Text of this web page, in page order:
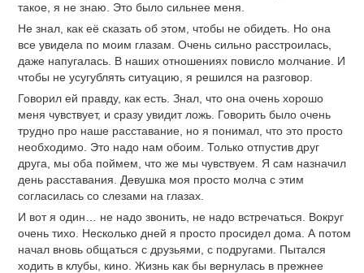
такое, я не знаю. Это было сильнее меня.
Не знал, как её сказать об этом, чтобы не обидеть. Но она
все увидела по моим глазам. Очень сильно расстроилась,
даже напугалась. В наших отношениях повисло молчание. И
чтобы не усугублять ситуацию, я решился на разговор.
Говорил ей правду, как есть. Знал, что она очень хорошо
меня чувствует, и сразу увидит ложь. Говорить было очень
трудно про наше расставание, но я понимал, что это просто
необходимо. Это надо нам обоим. Только отпустив друг
друга, мы оба поймем, что же мы чувствуем. Я сам назначил
день расставания. Девушка моя просто молча с этим
согласилась со слезами на глазах.
И вот я один… не надо звонить, не надо встречаться. Вокруг
очень тихо. Несколько дней я просто просидел дома. А потом
начал вновь общаться с друзьями, с подругами. Пытался
ходить в клубы, кино. Жизнь как бы вернулась в прежнее